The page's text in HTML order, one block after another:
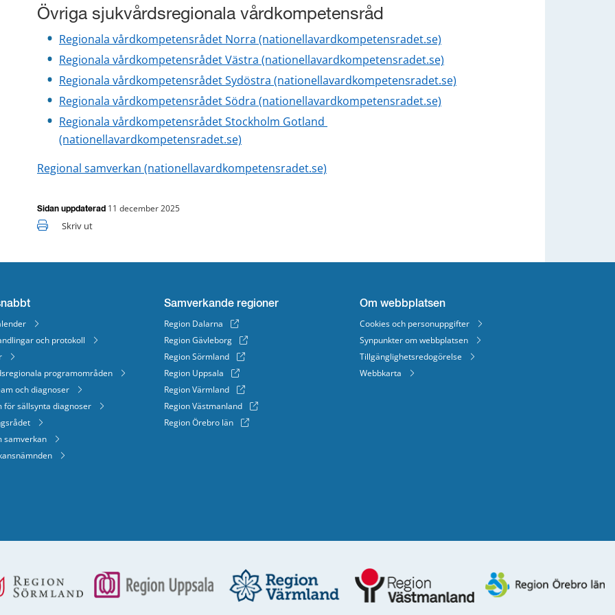
Övriga sjukvårdsregionala vårdkompetensråd
Regionala vårdkompetensrådet Norra (nationellavardkompetensradet.se)
Regionala vårdkompetensrådet Västra (nationellavardkompetensradet.se)
Regionala vårdkompetensrådet Sydöstra (nationellavardkompetensradet.se)
Regionala vårdkompetensrådet Södra (nationellavardkompetensradet.se)
Regionala vårdkompetensrådet Stockholm Gotland
(nationellavardkompetensradet.se)
Regional samverkan (nationellavardkompetensradet.se)
Sidan uppdaterad 11 december 2025
Skriv ut
och protokoll
programområden
och diagnoser
för sällsynta diagnoser
samverkan
Samverkande regioner
Region Dalarna
Region Gävleborg
Region Sörmland
Region Uppsala
Region Värmland
Region Västmanland
Region Örebro län
Om webbplatsen
Cookies och personuppgifter
Synpunkter om webbplatsen
Tillgänglighetsredogörelse
Webbkarta